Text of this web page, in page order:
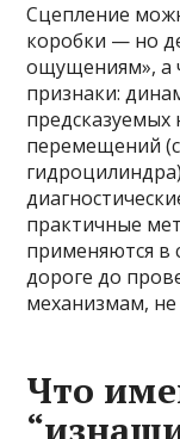
Сцепление
коробки — но
ощущениям», а
признаки:
предсказуемых
перемещений
практичные
применяются в
дороге до
механизмам,
Что